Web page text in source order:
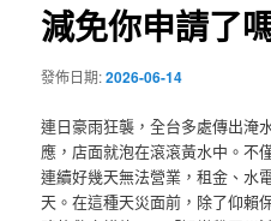
減免你申請了
發佈日期:2026-06-14
連日豪雨狂襲，全台多處傳出淹
應，店面就泡在滾滾黃水中。不
連續好幾天無法營業，租金、水
天。在這種天災面前，除了仰賴